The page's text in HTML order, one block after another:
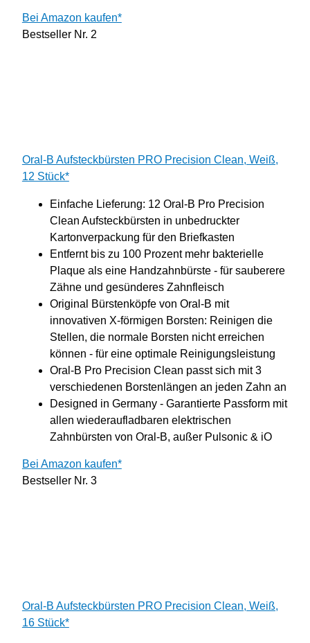
Bei Amazon kaufen*
Bestseller Nr. 2
Oral-B Aufsteckbürsten PRO Precision Clean, Weiß,
12 Stück*
Einfache Lieferung: 12 Oral-B Pro Precision
Clean Aufsteckbürsten in unbedruckter
Kartonverpackung für den Briefkasten
Entfernt bis zu 100 Prozent mehr bakterielle
Plaque als eine Handzahnbürste - für sauberere
Zähne und gesünderes Zahnfleisch
Original Bürstenköpfe von Oral-B mit
innovativen X-förmigen Borsten: Reinigen die
Stellen, die normale Borsten nicht erreichen
können - für eine optimale Reinigungsleistung
Oral-B Pro Precision Clean passt sich mit 3
verschiedenen Borstenlängen an jeden Zahn an
Designed in Germany - Garantierte Passform mit
allen wiederaufladbaren elektrischen
Zahnbürsten von Oral-B, außer Pulsonic & iO
Bei Amazon kaufen*
Bestseller Nr. 3
Oral-B Aufsteckbürsten PRO Precision Clean, Weiß,
16 Stück*